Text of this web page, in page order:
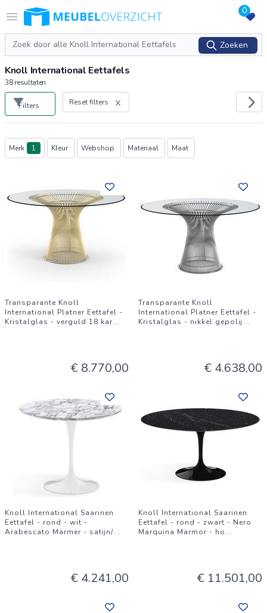
Open menu
Logo Meubeloverzicht.nl 0
Zoeken
Zoeken
Knoll International Eettafels
38resultaten
Filters Reset filters
Producten
Merk 1 Kleur Webshop Materiaal Maat
Transparante Knoll
International Platner Eettafel -
Kristalglas - verguld 18 kar...
€ 8.770,00
Transparante Knoll
International Platner Eettafel -
Kristalglas - nikkel gepolij...
€ 4.638,00
Knoll International Saarinen
Eettafel - rond - wit -
Arabescato Marmer - satijn/...
€ 4.241,00
Knoll International Saarinen
Eettafel - rond - zwart - Nero
Marquina Marmor - ho...
€ 11.501,00